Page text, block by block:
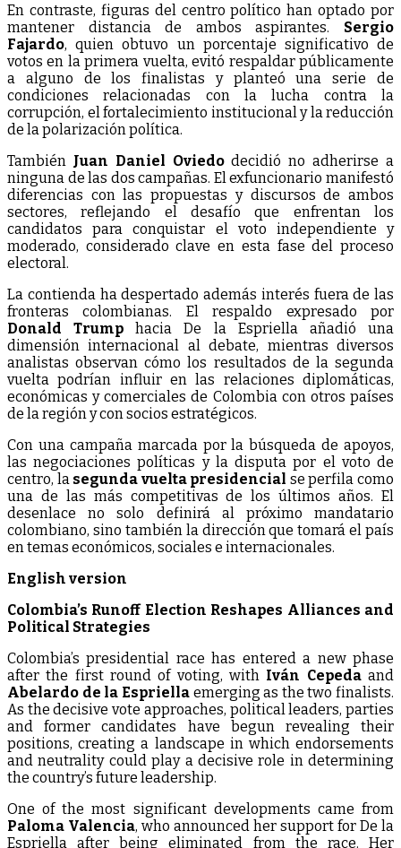
En contraste, figuras del centro político han optado por
mantener distancia de ambos aspirantes. Sergio
Fajardo, quien obtuvo un porcentaje significativo de
votos en la primera vuelta, evitó respaldar públicamente
a alguno de los finalistas y planteó una serie de
condiciones relacionadas con la lucha contra la
corrupción, el fortalecimiento institucional y la reducción
de la polarización política.
También Juan Daniel Oviedodecidió no adherirse a
ninguna de las dos campañas. El exfuncionario manifestó
diferencias con las propuestas y discursos de ambos
sectores, reflejando el desafío que enfrentan los
candidatos para conquistar el voto independiente y
moderado, considerado clave en esta fase del proceso
electoral.
La contienda ha despertado además interés fuera de las
fronteras colombianas. El respaldo expresado por
Donald Trump hacia De la Espriella añadió una
dimensión internacional al debate, mientras diversos
analistas observan cómo los resultados de la segunda
vuelta podrían influir en las relaciones diplomáticas,
económicas y comerciales de Colombia con otros países
de la región y con socios estratégicos.
Con una campaña marcada por la búsqueda de apoyos,
las negociaciones políticas y la disputa por el voto de
centro, la segunda vuelta presidencial se perfila como
una de las más competitivas de los últimos años. El
desenlace no solo definirá al próximo mandatario
colombiano, sino también la dirección que tomará el país
en temas económicos, sociales e internacionales.
English version
Colombia’s Runoff Election Reshapes Alliances and
Political Strategies
Colombia’s presidential race has entered a new phase
after the first round of voting, with Iván Cepedaand
Abelardo de la Espriellaemerging as the two finalists.
As the decisive vote approaches, political leaders, parties
and former candidates have begun revealing their
positions, creating a landscape in which endorsements
and neutrality could play a decisive role in determining
the country’s future leadership.
One of the most significant developments came from
Paloma Valencia, who announced her support for De la
Espriella after being eliminated from the race. Her